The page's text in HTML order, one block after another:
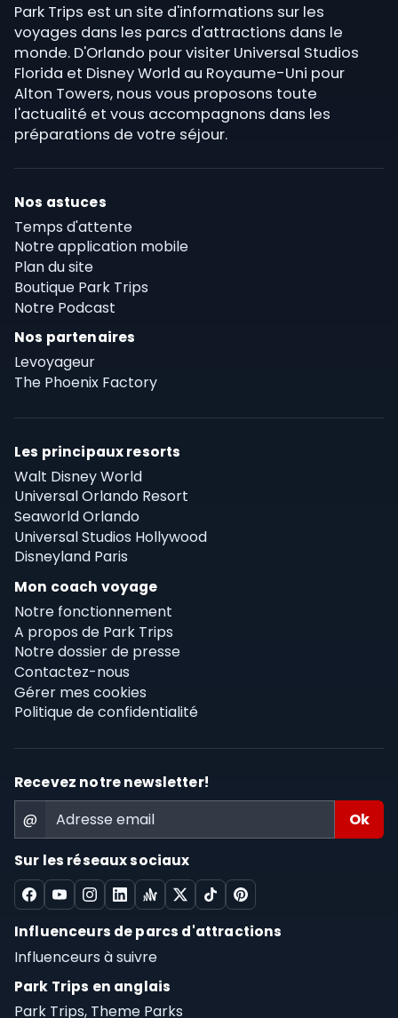
Park Trips est un site d'informations sur les
voyages dans les parcs d'attractions dans le
monde. D'Orlando pour visiter Universal Studios
Florida et Disney World au Royaume-Uni pour
Alton Towers, nous vous proposons toute
l'actualité et vous accompagnons dans les
préparations de votre séjour.
Nos astuces
Temps d'attente
Notre application mobile
Plan du site
Boutique Park Trips
Notre Podcast
Nos partenaires
Levoyageur
The Phoenix Factory
Les principaux resorts
Walt Disney World
Universal Orlando Resort
Seaworld Orlando
Universal Studios Hollywood
Disneyland Paris
Mon coach voyage
Notre fonctionnement
A propos de Park Trips
Notre dossier de presse
Contactez-nous
Gérer mes cookies
Politique de confidentialité
Recevez notre newsletter!
@
Sur les réseaux sociaux
Influenceurs de parcs d'attractions
Influenceurs à suivre
Park Trips en anglais
Park Trips, Theme Parks